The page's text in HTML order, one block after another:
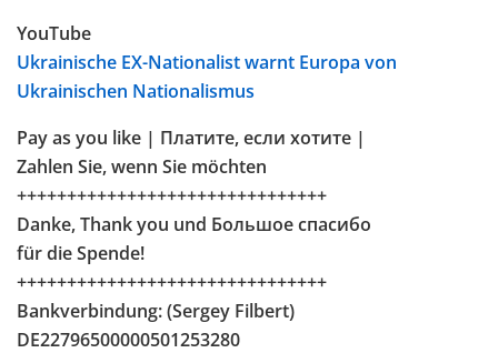
YouTube
Ukrainische EX-Nationalist warnt Europa von
Ukrainischen Nationalismus
Pay as you like | Платите, если хотите |
Zahlen Sie, wenn Sie möchten
+++++++++++++++++++++++++++++++
Danke, Thank you und Большое спасибо
für die Spende!
+++++++++++++++++++++++++++++++
Bankverbindung: (Sergey Filbert)
DE22796500000501253280